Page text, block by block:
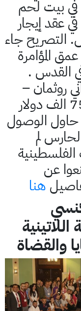
في بيت لحم
عقد إيجار
التصريح جاء
المؤامرة
القدس .
روثمان –
حسب باريت- وصلت الى 75 الف دولار
حاول الوصول
لم
عن
هنا
والقضاة